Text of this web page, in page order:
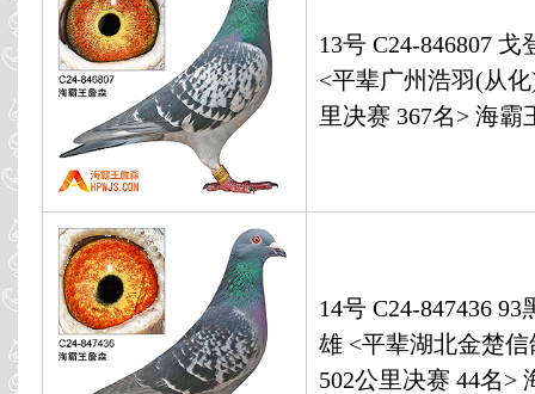
13号 C24-846807
<平辈广州浩羽(从
里决赛 367名> 海霸
14号 C24-847436
雄 <平辈湖北金楚
502公里决赛 44名>